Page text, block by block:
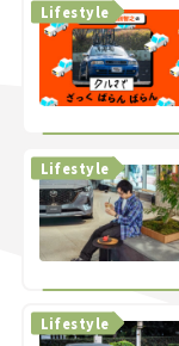
Lifestyle
Lifestyle
Lifestyle